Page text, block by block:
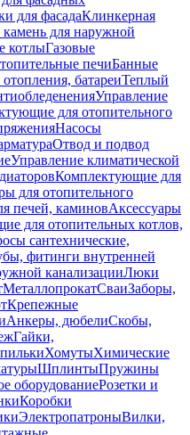
для фасадаКлинкерная
для наружной
котлыГазовые
печиБанные
батареиТеплый
Управление
для отопительного
Насосы
Отвод и подвод
Управление климатической
Комплектующие для
для отопительного
печей, каминовАксессуары
для отопительных котлов,
сантехнические,
фитинги внутренней
канализацииЛюки
МеталлопрокатСваиЗаборы,
Крепежные
Анкеры, дюбелиСкобы,
Гайки,
ХомутыХимические
ШплинтыПружины
оборудованиеРозетки и
Коробки
ЭлектропатроныВилки,